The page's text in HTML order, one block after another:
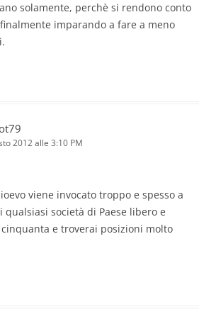
solamente, perchè si rendono conto
imparando a fare a meno
2012 alle 3:10 PM
viene invocato troppo e spesso a
qualsiasi società di Paese libero e
e troverai posizioni molto